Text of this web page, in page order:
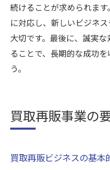
続けることが求められま
に対応し、新しいビジネ
大切です。最後に、誠実
ることで、長期的な成功
う。
買取再販事業の
買取再販ビジネスの基本